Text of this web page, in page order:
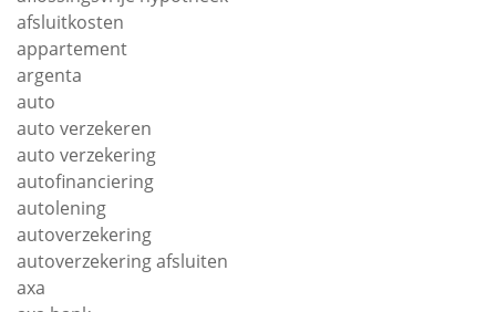
afsluitkosten
appartement
argenta
auto
auto verzekeren
auto verzekering
autofinanciering
autolening
autoverzekering
autoverzekering afsluiten
axa